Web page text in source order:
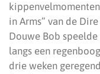
in Arms” van de
Douwe Bob
langs een
drie weken